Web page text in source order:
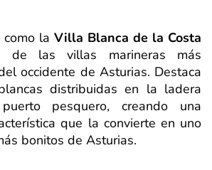
como la Villa Blanca de la Costa
las villas marineras más
occidente de Asturias. Destaca
distribuidas en la ladera
pesquero, creando una
que la convierte en uno
bonitos de Asturias.